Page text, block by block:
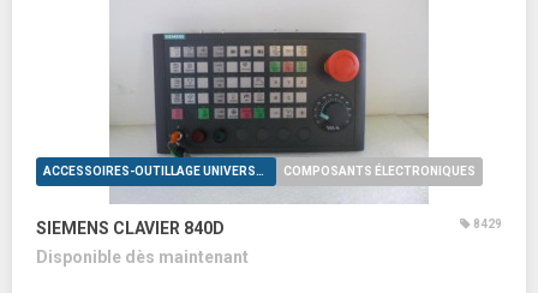
ACCESSOIRES-OUTILLAGE UNIVERSELS COMPOSANTS ÉLECTRONIQUES
SIEMENS CLAVIER 840D 8429
Disponible dès maintenant